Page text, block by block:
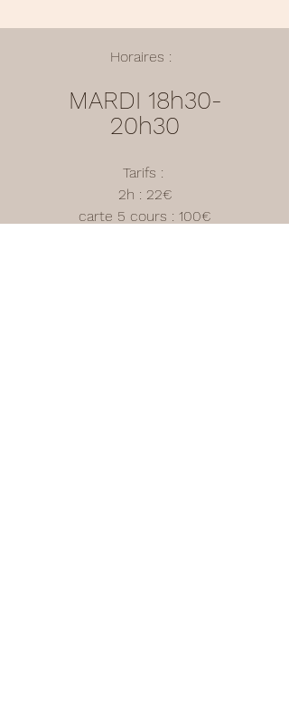
Horaires :
MARDI 18h30-
20h30
Tarifs :
2h : 22€
carte 5 cours : 100€